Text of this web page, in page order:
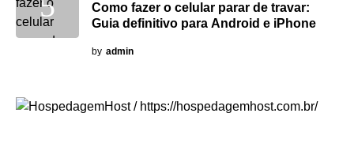
Como fazer o celular parar de travar:
Guia definitivo para Android e iPhone
by admin